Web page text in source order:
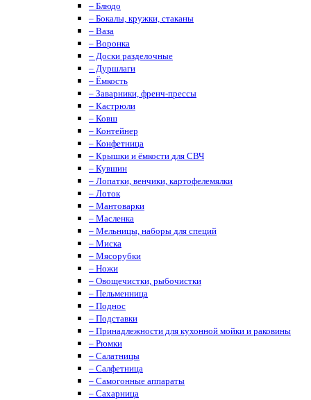
– Блюдо
– Бокалы, кружки, стаканы
– Ваза
– Воронка
– Доски разделочные
– Дуршлаги
– Ёмкость
– Заварники, френч-прессы
– Кастрюли
– Ковш
– Контейнер
– Конфетница
– Крышки и ёмкости для СВЧ
– Кувшин
– Лопатки, венчики, картофелемялки
– Лоток
– Мантоварки
– Масленка
– Мельницы, наборы для специй
– Миска
– Мясорубки
– Ножи
– Овощечистки, рыбочистки
– Пельменница
– Поднос
– Подставки
– Принадлежности для кухонной мойки и раковины
– Рюмки
– Салатницы
– Салфетница
– Самогонные аппараты
– Сахарница